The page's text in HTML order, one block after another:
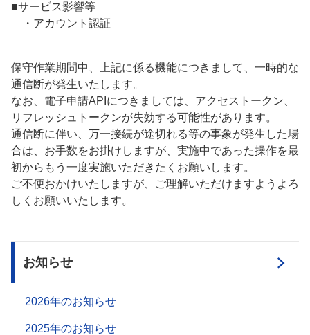
■サービス影響等
・アカウント認証
保守作業期間中、上記に係る機能につきまして、一時的な
通信断が発生いたします。
なお、電子申請APIにつきましては、アクセストークン、
リフレッシュトークンが失効する可能性があります。
通信断に伴い、万一接続が途切れる等の事象が発生した場
合は、お手数をお掛けしますが、実施中であった操作を最
初からもう一度実施いただきたくお願いします。
ご不便おかけいたしますが、ご理解いただけますようよろ
しくお願いいたします。
お知らせ
2026年のお知らせ
2025年のお知らせ